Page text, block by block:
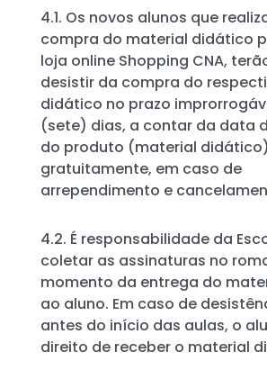
4.1. Os novos alunos que
compra do material didático
loja online Shopping CNA,
desistir da compra do
didático no prazo
(sete) dias, a contar da data
do produto (material
gratuitamente, em caso de
arrependimento e
4.2. É responsabilidade da
coletar as assinaturas no
momento da entrega do
ao aluno. Em caso de
antes do início das aulas, o
direito de receber o material